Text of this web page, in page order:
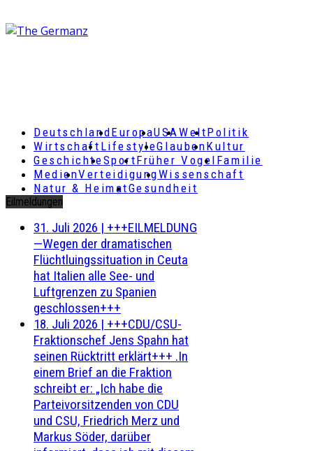
DeutschlandEuropaUSAWeltPolitik
Wirtschaft LifestyleGlaubenKultur
GeschichteSportFrüher Vogel Familie
MedienVerteidigungWissenschaft
Natur & HeimatGesundheit
Eilmeldungen
31. Juli 2026 | +++EILMELDUNG
—Wegen der dramatischen
Flüchtluingssituation in Ceuta
hat Italien alle See- und
Luftgrenzen zu Spanien
geschlossen+++
18. Juli 2026 | +++CDU/CSU-
Fraktionschef Jens Spahn hat
seinen Rücktritt erklärt+++ .In
einem Brief an die Fraktion
schreibt er: „Ich habe die
Parteivorsitzenden von CDU
und CSU, Friedrich Merz und
Markus Söder, darüber